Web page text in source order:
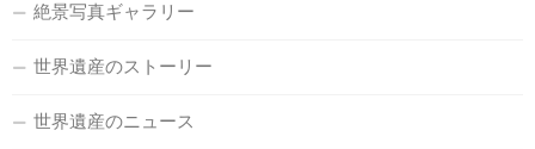
絶景写真ギャラリー
世界遺産のストーリー
世界遺産のニュース